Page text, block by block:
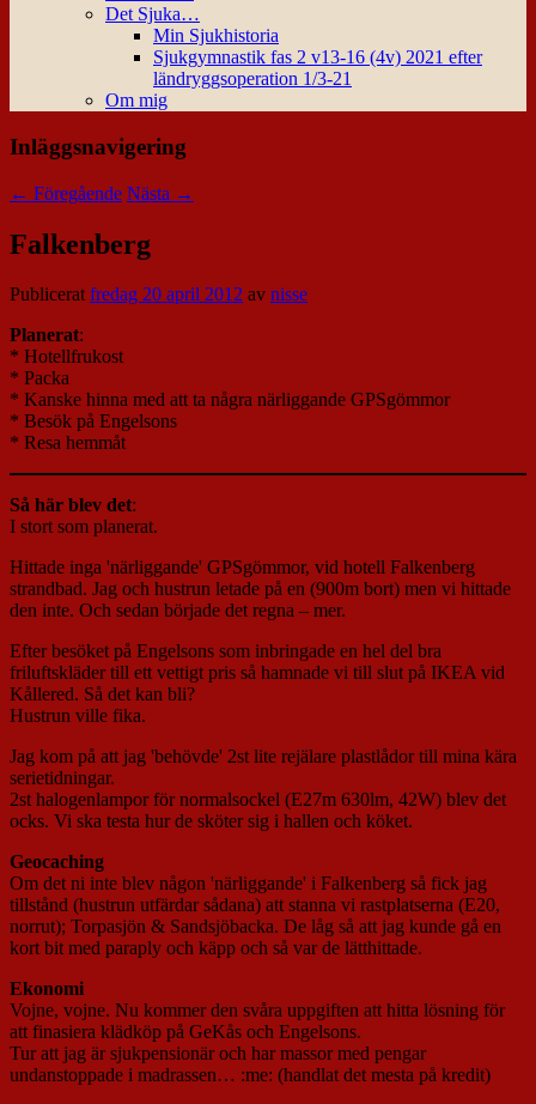
Det Sjuka…
Min Sjukhistoria
Sjukgymnastik fas 2 v13-16 (4v) 2021 efter
ländryggsoperation 1/3-21
Om mig
Inläggsnavigering
← Föregående Nästa →
Falkenberg
Publiceratfredag 20 april 2012 av nisse
Planerat:
* Hotellfrukost
* Packa
* Kanske hinna med att ta några närliggande GPSgömmor
* Besök på Engelsons
* Resa hemmåt
Så här blev det:
I stort som planerat.
Hittade inga 'närliggande' GPSgömmor, vid hotell Falkenberg
strandbad. Jag och hustrun letade på en (900m bort) men vi hittade
den inte. Och sedan började det regna – mer.
Efter besöket på Engelsons som inbringade en hel del bra
friluftskläder till ett vettigt pris så hamnade vi till slut på IKEA vid
Kållered. Så det kan bli?
Hustrun ville fika.
Jag kom på att jag 'behövde' 2st lite rejälare plastlådor till mina kära
serietidningar.
2st halogenlampor för normalsockel (E27m 630lm, 42W) blev det
ocks. Vi ska testa hur de sköter sig i hallen och köket.
Geocaching
Om det ni inte blev någon 'närliggande' i Falkenberg så fick jag
tillstånd (hustrun utfärdar sådana) att stanna vi rastplatserna (E20,
norrut); Torpasjön & Sandsjöbacka. De låg så att jag kunde gå en
kort bit med paraply och käpp och så var de lätthittade.
Ekonomi
Vojne, vojne. Nu kommer den svåra uppgiften att hitta lösning för
att finasiera klädköp på GeKås och Engelsons.
Tur att jag är sjukpensionär och har massor med pengar
undanstoppade i madrassen… :me: (handlat det mesta på kredit)